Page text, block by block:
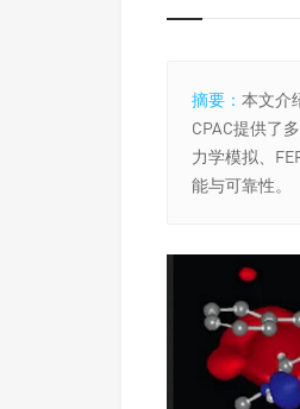
摘要： 本文介
CPAC提供了
力学模拟、
能与可靠性。